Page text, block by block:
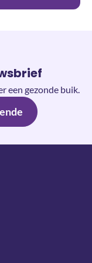
een gezonde buik.